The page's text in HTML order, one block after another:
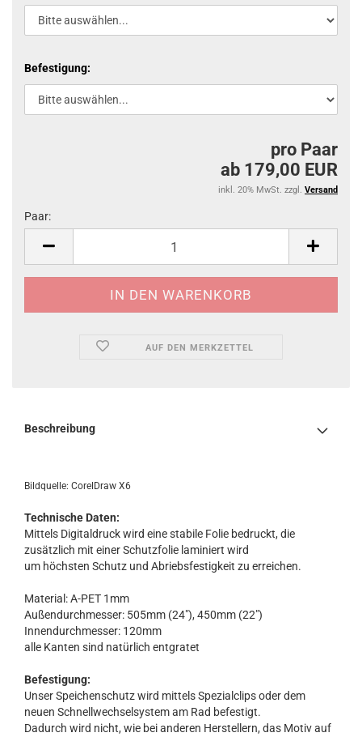
Befestigung:
pro Paar
ab 179,00 EUR
inkl. 20% MwSt. zzgl. Versand
Paar:
AUF DEN MERKZETTEL
Beschreibung
Bildquelle: CorelDraw X6
Technische Daten:
Mittels Digitaldruck wird eine stabile Folie bedruckt, die
zusätzlich mit einer Schutzfolie laminiert wird
um höchsten Schutz und Abriebsfestigkeit zu erreichen.
Material: A-PET 1mm
Außendurchmesser: 505mm (24"), 450mm (22")
Innendurchmesser: 120mm
alle Kanten sind natürlich entgratet
Befestigung:
Unser Speichenschutz wird mittels Spezialclips oder dem
neuen Schnellwechselsystem am Rad befestigt.
Dadurch wird nicht, wie bei anderen Herstellern, das Motiv auf